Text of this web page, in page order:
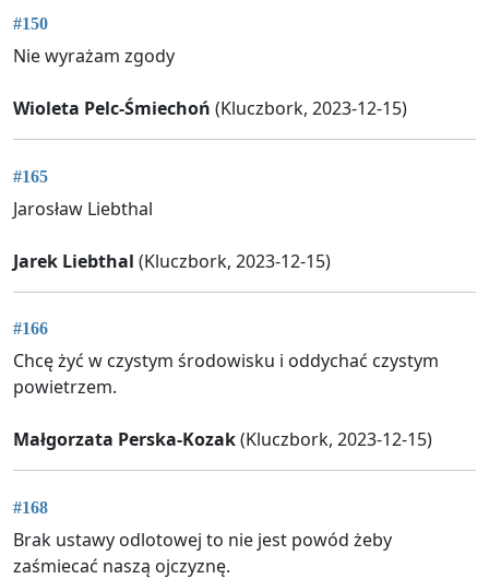
#150
Nie wyrażam zgody
Wioleta Pelc-Śmiechoń (Kluczbork, 2023-12-15)
#165
Jarosław Liebthal
Jarek Liebthal (Kluczbork, 2023-12-15)
#166
Chcę żyć w czystym środowisku i oddychać czystym
powietrzem.
Małgorzata Perska-Kozak(Kluczbork, 2023-12-15)
#168
Brak ustawy odlotowej to nie jest powód żeby
zaśmiecać naszą ojczyznę.